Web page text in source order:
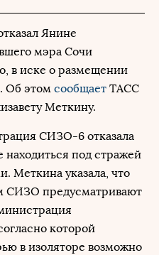
Янине
мэра Сочи
в иске о размещении
Об этом сообщает ТАСС
Меткину.
СИЗО-6 отказала
находиться под стражей
Меткина указала, что
СИЗО предусматривают
которой
в изоляторе возможно